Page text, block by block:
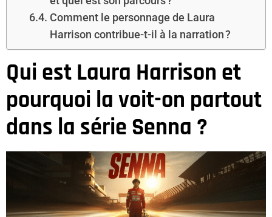
Comment le personnage de Laura
Harrison contribue-t-il à la narration ?
Qui est Laura Harrison et
pourquoi la voit-on partout
dans la série Senna ?